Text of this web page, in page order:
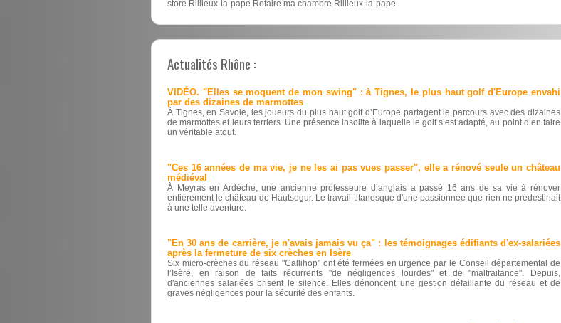
store Rillieux-la-pape Refaire ma chambre Rillieux-la-pape
Actualités Rhône :
VIDÉO. "Elles se moquent de mon swing" : à Tignes, le plus haut golf d'Europe envahi
par des dizaines de marmottes
À Tignes, en Savoie, les joueurs du plus haut golf d’Europe partagent le parcours avec des dizaines
de marmottes et leurs terriers. Une présence insolite à laquelle le golf s’est adapté, au point d’en faire
un véritable atout.
"Ces 16 années de ma vie, je ne les ai pas vues passer", elle a rénové seule un château
médiéval
À Meyras en Ardèche, une ancienne professeure d’anglais a passé 16 ans de sa vie à rénover
entièrement le château de Hautsegur. Le travail titanesque d'une passionnée que rien ne prédestinait
à une telle aventure.
"En 30 ans de carrière, je n'avais jamais vu ça" : les témoignages édifiants d'ex-salariées
après la fermeture de six crèches en Isère
Six micro-crèches du réseau "Callihop" ont été fermées en urgence par le Conseil départemental de
l’Isère, en raison de faits récurrents "de négligences lourdes" et de "maltraitance". Depuis,
d'anciennes salariées brisent le silence. Elles dénoncent une gestion défaillante du réseau et de
graves négligences pour la sécurité des enfants.